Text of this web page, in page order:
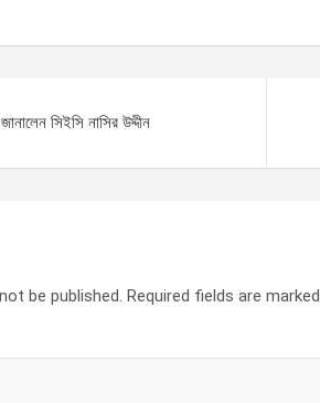
ar
সিইসি নাসির উদ্দীন
be published. Required fields are marked